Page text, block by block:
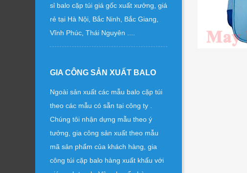
sỉ balo cặp túi giá gốc xuất xưởng, giá
rẻ tại Hà Nội, Bắc Ninh, Bắc Giang,
Vĩnh Phúc, Thái Nguyên ....
GIA CÔNG SẢN XUẤT BALO
Ngoài sản xuất các mẫu balo cặp túi
theo các mẫu có sẵn tại công ty .
Chúng tôi nhận dựng mẫu theo ý
tưởng, gia công sản xuất theo mẫu
mã sản phẩm của khách hàng, gia
công túi cặp balo hàng xuất khấu với